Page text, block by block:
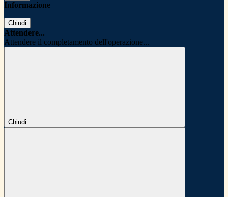
Informazione
Chiudi
Attendere...
Attendere il completamento dell'operazione...
Chiudi